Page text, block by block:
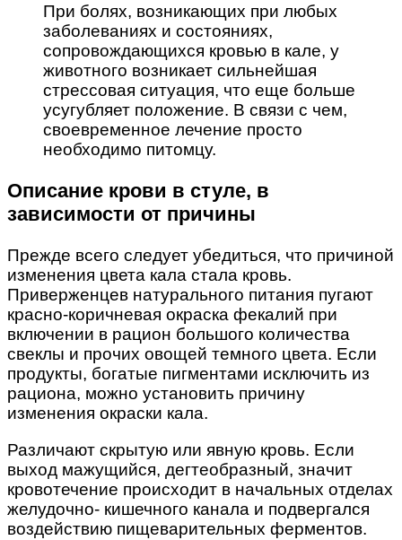
При болях, возникающих при любых
заболеваниях и состояниях,
сопровождающихся кровью в кале, у
животного возникает сильнейшая
стрессовая ситуация, что еще больше
усугубляет положение. В связи с чем,
своевременное лечение просто
необходимо питомцу.
Описание крови в стуле, в
зависимости от причины
Прежде всего следует убедиться, что причиной
изменения цвета кала стала кровь.
Приверженцев натурального питания пугают
красно-коричневая окраска фекалий при
включении в рацион большого количества
свеклы и прочих овощей темного цвета. Если
продукты, богатые пигментами исключить из
рациона, можно установить причину
изменения окраски кала.
Различают скрытую или явную кровь. Если
выход мажущийся, дегтеобразный, значит
кровотечение происходит в начальных отделах
желудочно- кишечного канала и подвергался
воздействию пищеварительных ферментов.